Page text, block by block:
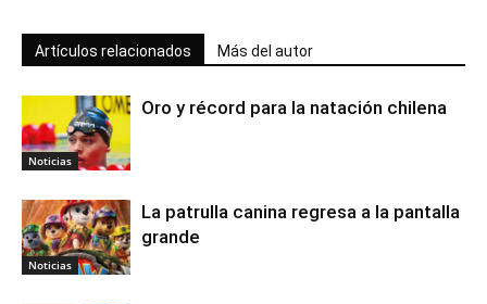
Artículos relacionados Más del autor
Noticias
Oro y récord para la natación chilena
Noticias
La patrulla canina regresa a la pantalla
grande